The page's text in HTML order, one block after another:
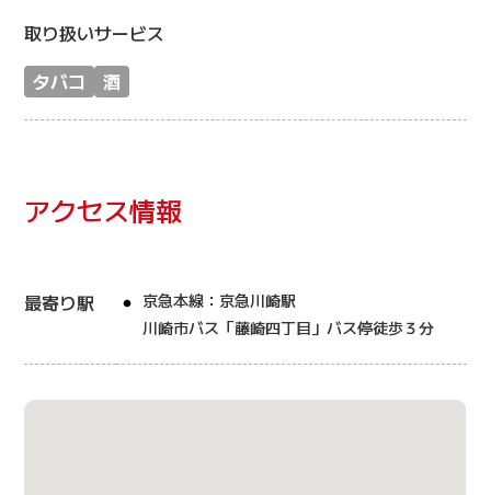
取り扱いサービス
タバコ
酒
アクセス情報
最寄り駅
京急本線：京急川崎駅
川崎市バス「藤崎四丁目」バス停徒歩３分